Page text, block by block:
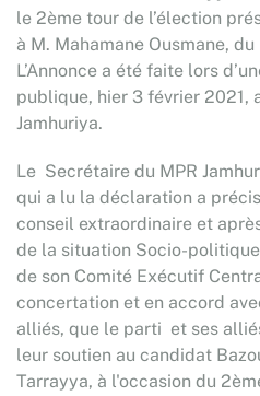
le 2ème tour de l’élection
à M. Mahamane Ousmane,
L’Annonce a été faite lors
publique, hier 3 février 2021,
Jamhuriya.
Le Secrétaire du MPR
qui a lu la déclaration a
conseil extraordinaire et
de la situation Socio-
de son Comité Exécutif
concertation et en accord
alliés, que le parti et ses
leur soutien au candidat
Tarrayya, à l'occasion du